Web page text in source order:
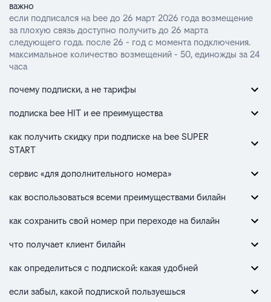
важно
если подписался на bee до 26 март 2026 года возмещение
за плохую связь доступно получить до 26 марта
следующего года. после 26 - год с момента подключения.
максимальное количество возмещений - 50, единожды за 24
часа
почему подписки, а не тарифы
подписка bee HIT и ее преимущества
как получить скидку при подписке на bee SUPER
START
сервис «для дополнительного номера»
как воспользоваться всеми преимуществами билайн
как сохранить свой номер при переходе на билайн
что получает клиент билайн
как определиться с подпиской: какая удобней
если забыл, какой подпиской пользуешься